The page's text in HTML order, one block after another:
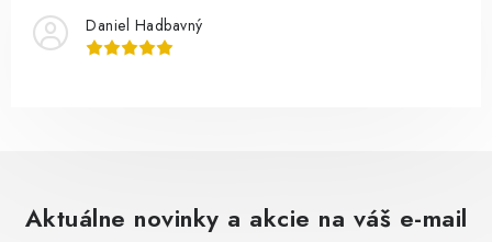
Daniel Hadbavný
Aktuálne novinky a akcie na váš e-mail